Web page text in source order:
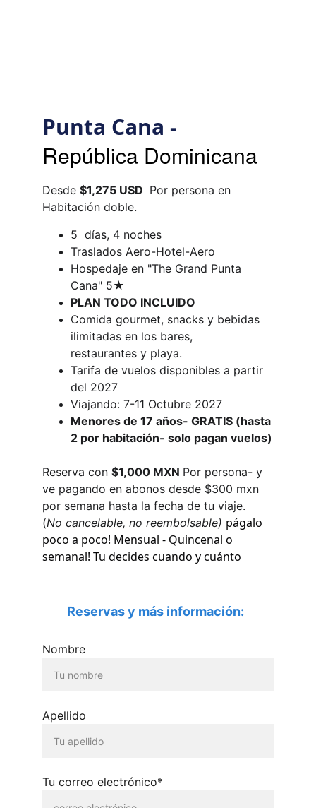
Punta Cana -
República Dominicana
Desde $1,275 USD Por persona en
Habitación doble.
5  días, 4 noches
Traslados Aero-Hotel-Aero
Hospedaje en "The Grand Punta
Cana" 5★
PLAN TODO INCLUIDO
Comida gourmet, snacks y bebidas
ilimitadas en los bares,
restaurantes y playa.
Tarifa de vuelos disponibles a partir
del 2027
Viajando: 7-11 Octubre 2027
Menores de 17 años- GRATIS (hasta
2 por habitación- solo pagan vuelos)
Reserva con $1,000 MXN Por persona- y
ve pagando en abonos desde $300 mxn
por semana hasta la fecha de tu viaje.
(No cancelable, no reembolsable) págalo
poco a poco! Mensual - Quincenal o
semanal! Tu decides cuando y cuánto
Nombre
Apellido
Tu correo electrónico*
Reservas y más información: